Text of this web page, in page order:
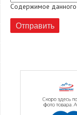
Содержимое данного